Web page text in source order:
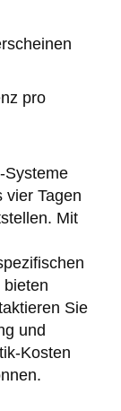
pro
Systeme
vier Tagen
Mit
Sie
und
Kosten